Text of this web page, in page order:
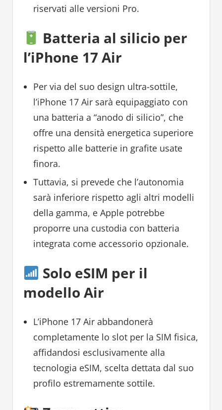
riservati alle versioni Pro.
Batteria al silicio per
l’iPhone 17 Air
Per via del suo design ultra-sottile,
l’iPhone 17 Air sarà equipaggiato con
una batteria a “anodo di silicio”, che
offre una densità energetica superiore
rispetto alle batterie in grafite usate
finora.
Tuttavia, si prevede che l’autonomia
sarà inferiore rispetto agli altri modelli
della gamma, e Apple potrebbe
proporre una custodia con batteria
integrata come accessorio opzionale.
Solo eSIM per il
modello Air
L’iPhone 17 Air abbandonerà
completamente lo slot per la SIM fisica,
affidandosi esclusivamente alla
tecnologia eSIM, scelta dettata dal suo
profilo estremamente sottile.